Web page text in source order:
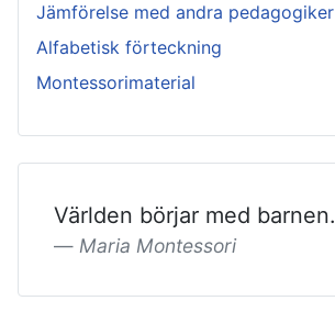
Jämförelse med andra pedagogiker
Alfabetisk förteckning
Montessorimaterial
Världen börjar med barnen.
Maria Montessori